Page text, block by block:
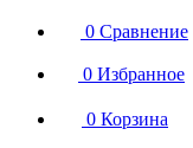
0 Сравнение
0 Избранное
0 Корзина